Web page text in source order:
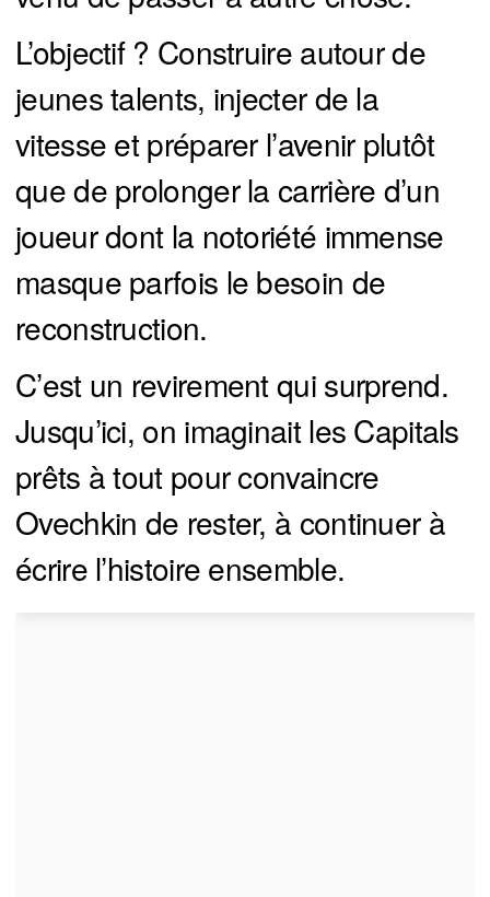
L’objectif ? Construire autour de
jeunes talents, injecter de la
vitesse et préparer l’avenir plutôt
que de prolonger la carrière d’un
joueur dont la notoriété immense
masque parfois le besoin de
reconstruction.
C’est un revirement qui surprend.
Jusqu’ici, on imaginait les Capitals
prêts à tout pour convaincre
Ovechkin de rester, à continuer à
écrire l’histoire ensemble.